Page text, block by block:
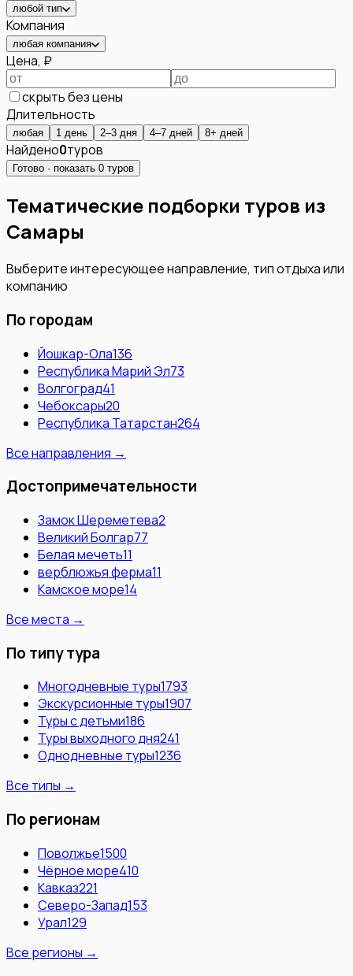
любой тип
Компания
любая компания
Цена, ₽
скрыть без цены
Длительность
любая 1 день 2–3 дня 4–7 дней 8+ дней
Найдено0туров
Готово · показать 0 туров
Тематические подборки туров из
Самары
Выберите интересующее направление, тип отдыха или
компанию
По городам
Йошкар-Ола136
Республика Марий Эл73
Волгоград41
Чебоксары20
Республика Татарстан264
Все направления →
Достопримечательности
Замок Шереметева2
Великий Болгар77
Белая мечеть11
верблюжья ферма11
Камское море14
Все места →
По типу тура
Многодневные туры1793
Экскурсионные туры1907
Туры с детьми186
Туры выходного дня241
Однодневные туры1236
Все типы →
По регионам
Поволжье1500
Чёрное море410
Кавказ221
Северо-Запад153
Урал129
Все регионы →